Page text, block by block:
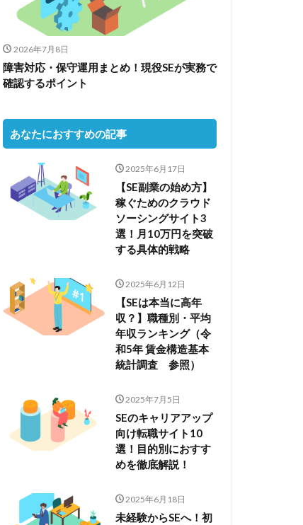
2026年7月8日
障害対応・保守運用まとめ！現役SEが実務で
確認するポイント
あなたにおすすめの記事
2025年6月17日
【SE副業の始め方】
稼ぐためのクラウド
ソーシングサイト3
選！月10万円を突破
する具体的戦略
2025年6月12日
【SEは本当に高年
収？】職種別・平均
年収ランキング（令
和5年 賃金構造基本
統計調査 参照）
2025年7月5日
SEのキャリアアップ
向け転職サイト10
選！目的別におすす
めを徹底解説！
2025年6月18日
未経験からSEへ！初